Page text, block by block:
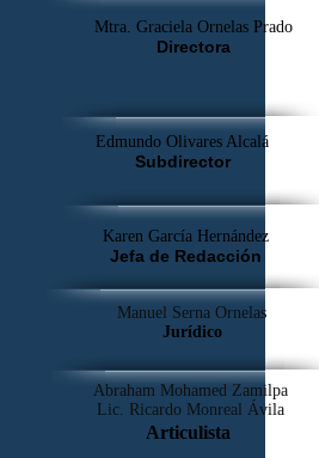
Mtra. Graciela Ornelas Prado
Directora
Edmundo Olivares Alcalá
Subdirector
Karen García Hernández
Jefa de Redacción
Manuel Serna Ornelas
Jurídico
Abraham Mohamed Zamilpa
Lic. Ricardo Monreal Ávila
Articulista